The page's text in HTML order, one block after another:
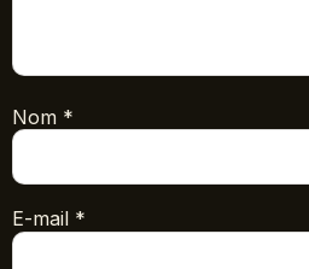
Nom *
E-mail *